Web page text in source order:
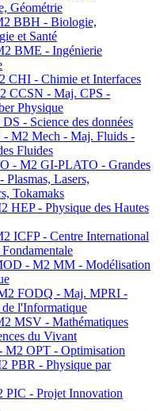
Géométrie
BBH - Biologie,
et Santé
BME - Ingénierie
CHI - Chimie et Interfaces
CCSN - Maj. CPS -
Physique
- Science des données
M2 Mech - Maj. Fluids -
Fluides
- M2 GI-PLATO - Grandes
Plasmas, Lasers,
Tokamaks
HEP - Physique des Hautes
ICFP - Centre International
- M2 MM - Modélisation
FODQ - Maj. MPRI -
de l'Informatique
MSV - Mathématiques
du Vivant
OPT - Optimisation
PBR - Physique par
PIC - Projet Innovation